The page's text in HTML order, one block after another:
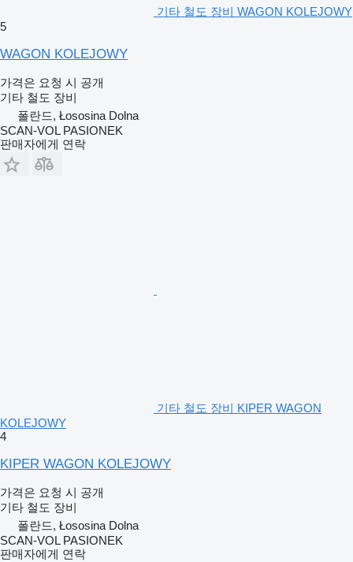
기타 철도 장비 WAGON KOLEJOWY
5
WAGON KOLEJOWY
가격은 요청 시 공개
기타 철도 장비
폴란드, Łososina Dolna
SCAN-VOL PASIONEK
판매자에게 연락
기타 철도 장비 KIPER WAGON
KOLEJOWY
4
KIPER WAGON KOLEJOWY
가격은 요청 시 공개
기타 철도 장비
폴란드, Łososina Dolna
SCAN-VOL PASIONEK
판매자에게 연락